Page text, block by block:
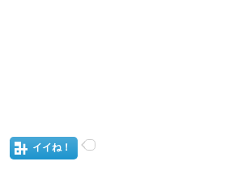
イイね！